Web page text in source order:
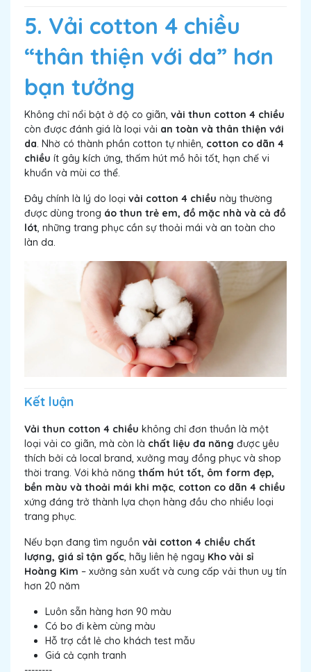
5. Vải cotton 4 chiều
“thân thiện với da” hơn
bạn tưởng
Không chỉ nổi bật ở độ co giãn, vải thun cotton 4 chiều
còn được đánh giá là loại vải an toàn và thân thiện với
da. Nhờ có thành phần cotton tự nhiên, cotton co dãn 4
chiều ít gây kích ứng, thấm hút mồ hôi tốt, hạn chế vi
khuẩn và mùi cơ thể.
Đây chính là lý do loại vải cotton 4 chiều này thường
được dùng trong áo thun trẻ em, đồ mặc nhà và cả đồ
lót, những trang phục cần sự thoải mái và an toàn cho
làn da.
Kết luận
Vải thun cotton 4 chiều không chỉ đơn thuần là một
loại vải co giãn, mà còn là chất liệu đa năng được yêu
thích bởi cả local brand, xưởng may đồng phục và shop
thời trang. Với khả năng thấm hút tốt, ôm form đẹp,
bền màu và thoải mái khi mặc, cotton co dãn 4 chiều
xứng đáng trở thành lựa chọn hàng đầu cho nhiều loại
trang phục.
Nếu bạn đang tìm nguồn vải cotton 4 chiều chất
lượng, giá sỉ tận gốc, hãy liên hệ ngay Kho vải sỉ
Hoàng Kim – xưởng sản xuất và cung cấp vải thun uy tín
hơn 20 năm
Luôn sẵn hàng hơn 90 màu
Có bo đi kèm cùng màu
Hỗ trợ cắt lẻ cho khách test mẫu
Giá cả cạnh tranh